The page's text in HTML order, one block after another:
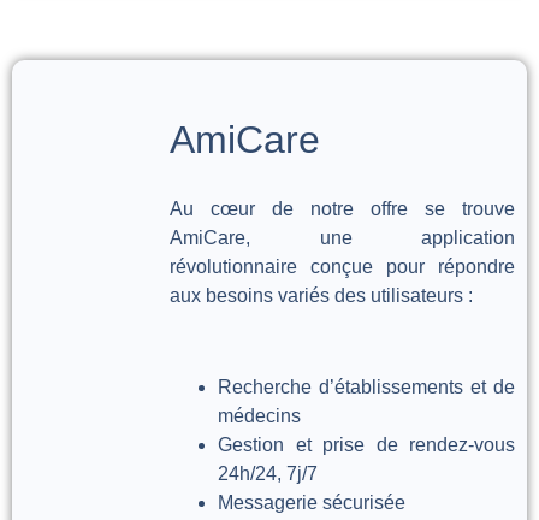
AmiCare
Au cœur de notre offre se trouve
AmiCare, une application
révolutionnaire conçue pour répondre
aux besoins variés des utilisateurs :
Recherche d’établissements et de
médecins
Gestion et prise de rendez-vous
24h/24, 7j/7
Messagerie sécurisée